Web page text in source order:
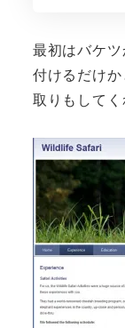
最初はバケ
付けるだけ
取りもしてく